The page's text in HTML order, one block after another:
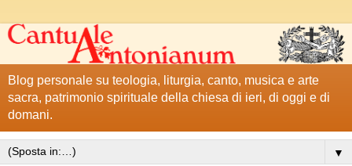
Blog personale su teologia, liturgia, canto, musica e arte
sacra, patrimonio spirituale della chiesa di ieri, di oggi e di
domani.
▼